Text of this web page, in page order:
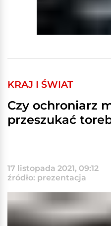
KRAJ I ŚWIAT
Czy ochroniarz
przeszukać
17 listopada 2021, 09:12
źródło: prezentacja